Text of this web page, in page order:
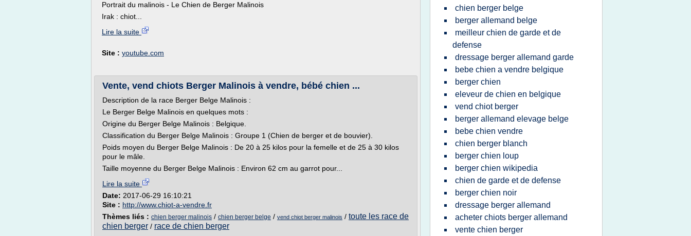
Portrait du malinois - Le Chien de Berger Malinois
Irak : chiot...
Lire la suite
Site : youtube.com
Vente, vend chiots Berger Malinois à vendre, bébé chien ...
Description de la race Berger Belge Malinois :
Le Berger Belge Malinois en quelques mots :
Origine du Berger Belge Malinois : Belgique.
Classification du Berger Belge Malinois : Groupe 1 (Chien de berger et de bouvier).
Poids moyen du Berger Belge Malinois : De 20 à 25 kilos pour la femelle et de 25 à 30 kilos
pour le mâle.
Taille moyenne du Berger Belge Malinois : Environ 62 cm au garrot pour...
Lire la suite
Date: 2017-06-29 16:10:21
Site : http://www.chiot-a-vendre.fr
Thèmes liés : chien berger malinois / chien berger belge / vend chiot berger malinois / toute les race de
chien berger / race de chien berger
chien berger belge
berger allemand belge
meilleur chien de garde et de
defense
dressage berger allemand garde
bebe chien a vendre belgique
berger chien
eleveur de chien en belgique
vend chiot berger
berger allemand elevage belge
bebe chien vendre
chien berger blanch
berger chien loup
berger chien wikipedia
chien de garde et de defense
berger chien noir
dressage berger allemand
acheter chiots berger allemand
vente chien berger